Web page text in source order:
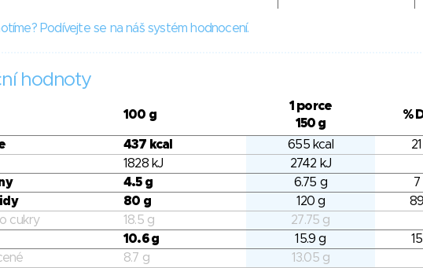
Podívejte se na náš systém hodnocení.
hodnoty
100 g
1 porce
150 g
%
437 kcal 655 kcal
1828 kJ
2742 kJ
4.5 g 6.75 g
7
80 g 120 g
cukry
18.5 g
27.75 g
10.6 g 15.9 g
8.7 g
13.05 g